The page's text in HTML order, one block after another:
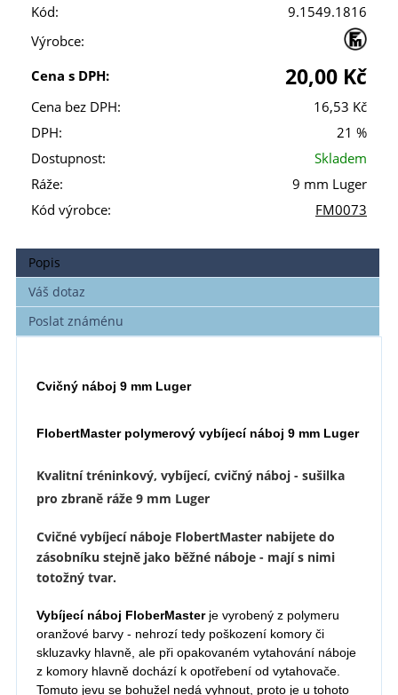
Kód:
9.1549.1816
Výrobce:
Cena s DPH:
20,00 Kč
Cena bez DPH:
16,53 Kč
DPH:
21 %
Dostupnost:
Skladem
Ráže:
9 mm Luger
Kód výrobce:
FM0073
Popis
Váš dotaz
Poslat známénu
Cvičný náboj 9 mm Luger
FlobertMaster polymerový vybíjecí náboj 9 mm Luger
Kvalitní tréninkový, vybíjecí, cvičný náboj - sušilka
pro zbraně ráže 9 mm Luger
Cvičné vybíjecí náboje FlobertMaster nabijete do
zásobníku stejně jako běžné náboje - mají s nimi
totožný tvar.
Vybíjecí náboj FloberMasterje vyrobený z polymeru
oranžové barvy - nehrozí tedy poškození komory či
skluzavky hlavně, ale při opakovaném vytahování náboje
z komory hlavně dochází k opotřebení od vytahovače.
Tomuto jevu se bohužel nedá vyhnout, proto je u tohoto